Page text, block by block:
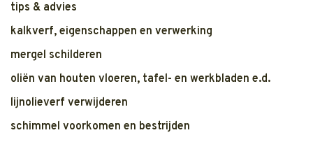
tips & advies
kalkverf, eigenschappen en verwerking
mergel schilderen
oliën van houten vloeren, tafel- en werkbladen e.d.
lijnolieverf verwijderen
schimmel voorkomen en bestrijden